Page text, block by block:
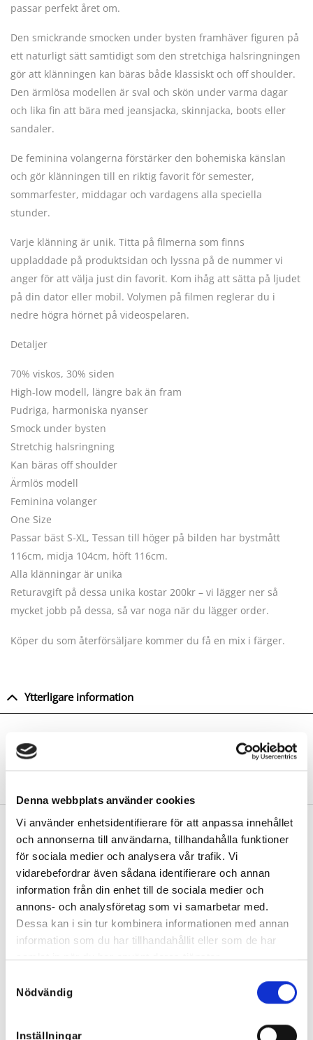
Denna webbplats använder cookies
Vi använder enhetsidentifierare för att anpassa innehållet
och annonserna till användarna, tillhandahålla funktioner
för sociala medier och analysera vår trafik. Vi
vidarebefordrar även sådana identifierare och annan
information från din enhet till de sociala medier och
annons- och analysföretag som vi samarbetar med.
Dessa kan i sin tur kombinera informationen med annan
information som du har tillhandahållit eller som de har
samlat in när du har använt deras tjänster.
Nödvändig
Inställningar
passar perfekt året om.
Den smickrande smocken under bysten framhäver figuren på
ett naturligt sätt samtidigt som den stretchiga halsringningen
gör att klänningen kan bäras både klassiskt och off shoulder.
Den ärmlösa modellen är sval och skön under varma dagar
och lika fin att bära med jeansjacka, skinnjacka, boots eller
sandaler.
De feminina volangerna förstärker den bohemiska känslan
och gör klänningen till en riktig favorit för semester,
sommarfester, middagar och vardagens alla speciella
stunder.
Varje klänning är unik. Titta på filmerna som finns
uppladdade på produktsidan och lyssna på de nummer vi
anger för att välja just din favorit. Kom ihåg att sätta på ljudet
på din dator eller mobil. Volymen på filmen reglerar du i
nedre högra hörnet på videospelaren.
Detaljer
70% viskos, 30% siden
High-low modell, längre bak än fram
Pudriga, harmoniska nyanser
Smock under bysten
Stretchig halsringning
Kan bäras off shoulder
Ärmlös modell
Feminina volanger
One Size
Passar bäst S-XL, Tessan till höger på bilden har bystmått
116cm, midja 104cm, höft 116cm.
Alla klänningar är unika
Returavgift på dessa unika kostar 200kr – vi lägger ner så
mycket jobb på dessa, så var noga när du lägger order.
Köper du som återförsäljare kommer du få en mix i färger.
Ytterligare information
RELATERADE PRODUKTER
Rea!